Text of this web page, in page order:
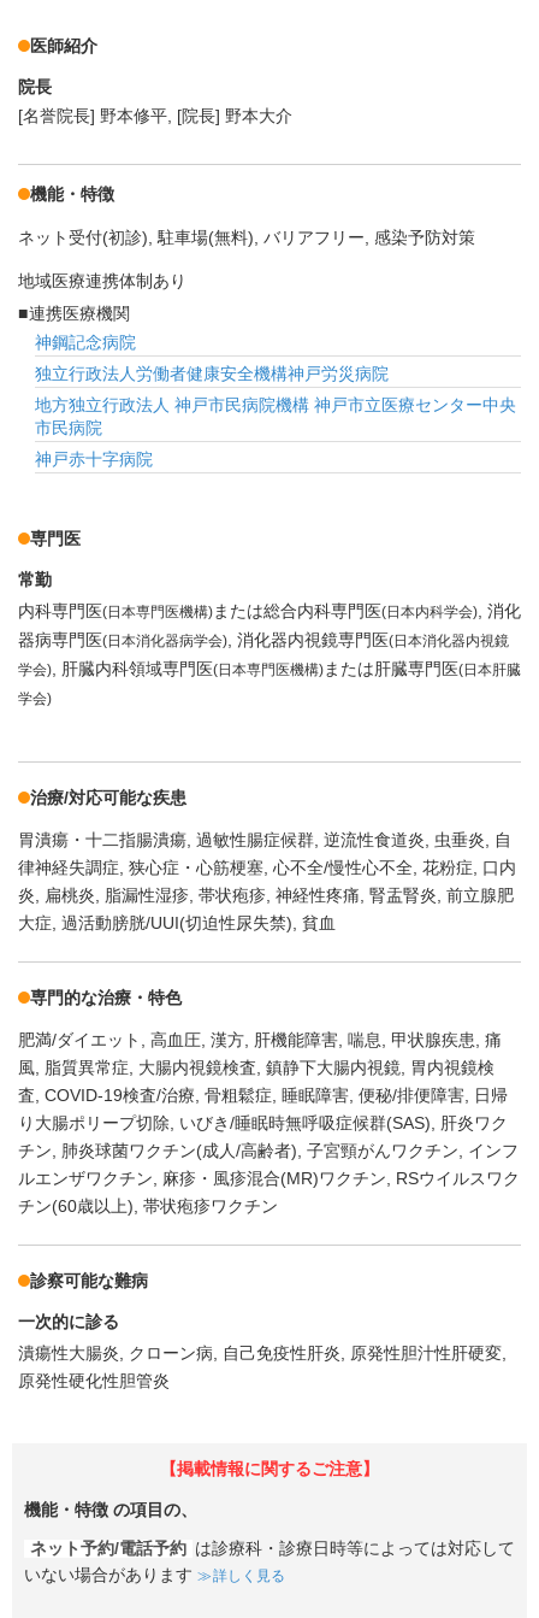
医師紹介
院長
[名誉院長] 野本修平, [院長] 野本大介
機能・特徴
ネット受付(初診) 駐車場(無料) バリアフリー 感染予防対策
地域医療連携体制あり
連携医療機関
神鋼記念病院
独立行政法人労働者健康安全機構神戸労災病院
地方独立行政法人 神戸市民病院機構 神戸市立医療センター中央
市民病院
神戸赤十字病院
専門医
常勤
内科専門医(日本専門医機構) または総合内科専門医(日本内科学会) 消化
器病専門医(日本消化器病学会) 消化器内視鏡専門医(日本消化器内視鏡
学会)
肝臓内科領域専門医(日本専門医機構) または肝臓専門医(日本肝臓
学会)
治療/対応可能な疾患
胃潰瘍・十二指腸潰瘍 過敏性腸症候群 逆流性食道炎 虫垂炎
自
律神経失調症 狭心症・心筋梗塞 心不全/慢性心不全 花粉症
口内
炎
扁桃炎 脂漏性湿疹 帯状疱疹 神経性疼痛 腎盂腎炎 前立腺肥
大症 過活動膀胱/UUI(切迫性尿失禁) 貧血
専門的な治療・特色
肥満/ダイエット 高血圧 漢方 肝機能障害 喘息 甲状腺疾患 痛
風 脂質異常症 大腸内視鏡検査 鎮静下大腸内視鏡
胃内視鏡検
査 COVID-19検査/治療 骨粗鬆症 睡眠障害 便秘/排便障害
日帰
り大腸ポリープ切除
いびき/睡眠時無呼吸症候群(SAS)
肝炎ワク
チン
肺炎球菌ワクチン(成人/高齢者) 子宮頸がんワクチン
インフ
ルエンザワクチン
麻疹・風疹混合(MR)ワクチン
RSウイルスワク
チン(60歳以上) 帯状疱疹ワクチン
診察可能な難病
一次的に診る
潰瘍性大腸炎
クローン病 自己免疫性肝炎
原発性胆汁性肝硬変
原発性硬化性胆管炎
【掲載情報に関するご注意】
機能・特徴 の項目の、
ネット予約/電話予約 は診療科・診療日時等によっては対応して
いない場合があります
詳しく見る